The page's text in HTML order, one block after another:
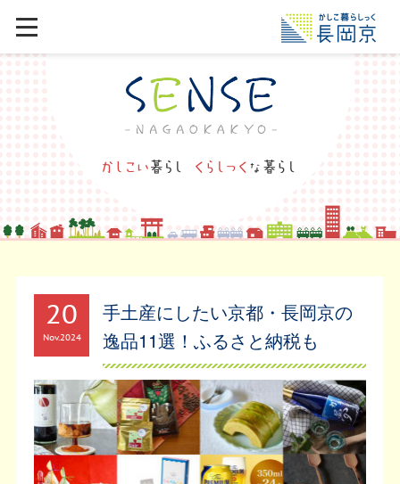
20
Nov2024
手土産にしたい京都・長岡京の
逸品11選！ふるさと納税も